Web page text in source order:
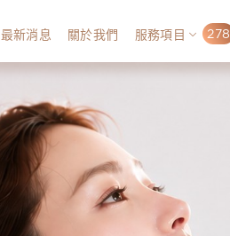
最新消息 關於我們 服務項目 278